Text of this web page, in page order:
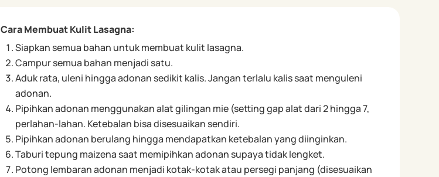
Cara Membuat Kulit Lasagna:
Siapkan semua bahan untuk membuat kulit lasagna.
Campur semua bahan menjadi satu.
Aduk rata, uleni hingga adonan sedikit kalis. Jangan terlalu kalis saat menguleni
adonan.
Pipihkan adonan menggunakan alat gilingan mie (setting gap alat dari 2 hingga 7,
perlahan-lahan. Ketebalan bisa disesuaikan sendiri.
Pipihkan adonan berulang hingga mendapatkan ketebalan yang diinginkan.
Taburi tepung maizena saat memipihkan adonan supaya tidak lengket.
Potong lembaran adonan menjadi kotak-kotak atau persegi panjang (disesuaikan